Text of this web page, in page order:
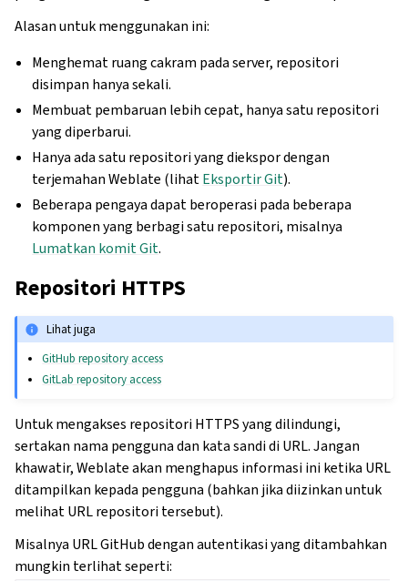
Alasan untuk menggunakan ini:
Menghemat ruang cakram pada server, repositori
disimpan hanya sekali.
Membuat pembaruan lebih cepat, hanya satu repositori
yang diperbarui.
Hanya ada satu repositori yang diekspor dengan
terjemahan Weblate (lihatEksportir Git).
Beberapa pengaya dapat beroperasi pada beberapa
komponen yang berbagi satu repositori, misalnya
Lumatkan komit Git.
Repositori HTTPS
Lihat juga
GitHub repository access
GitLab repository access
Untuk mengakses repositori HTTPS yang dilindungi,
sertakan nama pengguna dan kata sandi di URL. Jangan
khawatir, Weblate akan menghapus informasi ini ketika URL
ditampilkan kepada pengguna (bahkan jika diizinkan untuk
melihat URL repositori tersebut).
Misalnya URL GitHub dengan autentikasi yang ditambahkan
mungkin terlihat seperti: